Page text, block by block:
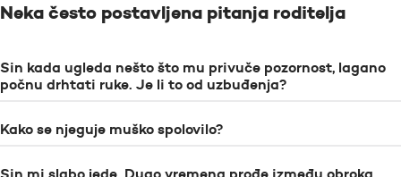
Neka često postavljena pitanja roditelja
Sin kada ugleda nešto što mu privuče pozornost, lagano
počnu drhtati ruke. Je li to od uzbuđenja?
Kako se njeguje muško spolovilo?